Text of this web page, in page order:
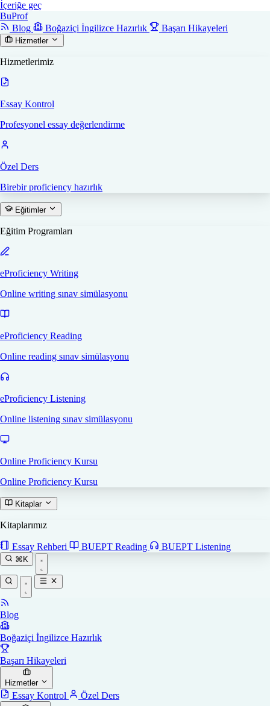
İçeriğe geç
BuProf
Blog
Boğaziçi İngilizce Hazırlık Başarı Hikayeleri
Hizmetler
Hizmetlerimiz
Essay Kontrol
Profesyonel essay değerlendirme
Özel Ders
Birebir proficiency hazırlık
Eğitimler
Eğitim Programları
eProficiency Writing
Online writing sınav simülasyonu
eProficiency Reading
Online reading sınav simülasyonu
eProficiency Listening
Online listening sınav simülasyonu
Online Proficiency Kursu
Online Proficiency Kursu
Kitaplar
Kitaplarımız
Essay Rehberi BUEPT Reading BUEPT Listening
⌘K
Blog
Boğaziçi İngilizce Hazırlık
Başarı Hikayeleri
Hizmetler
Essay Kontrol Özel Ders